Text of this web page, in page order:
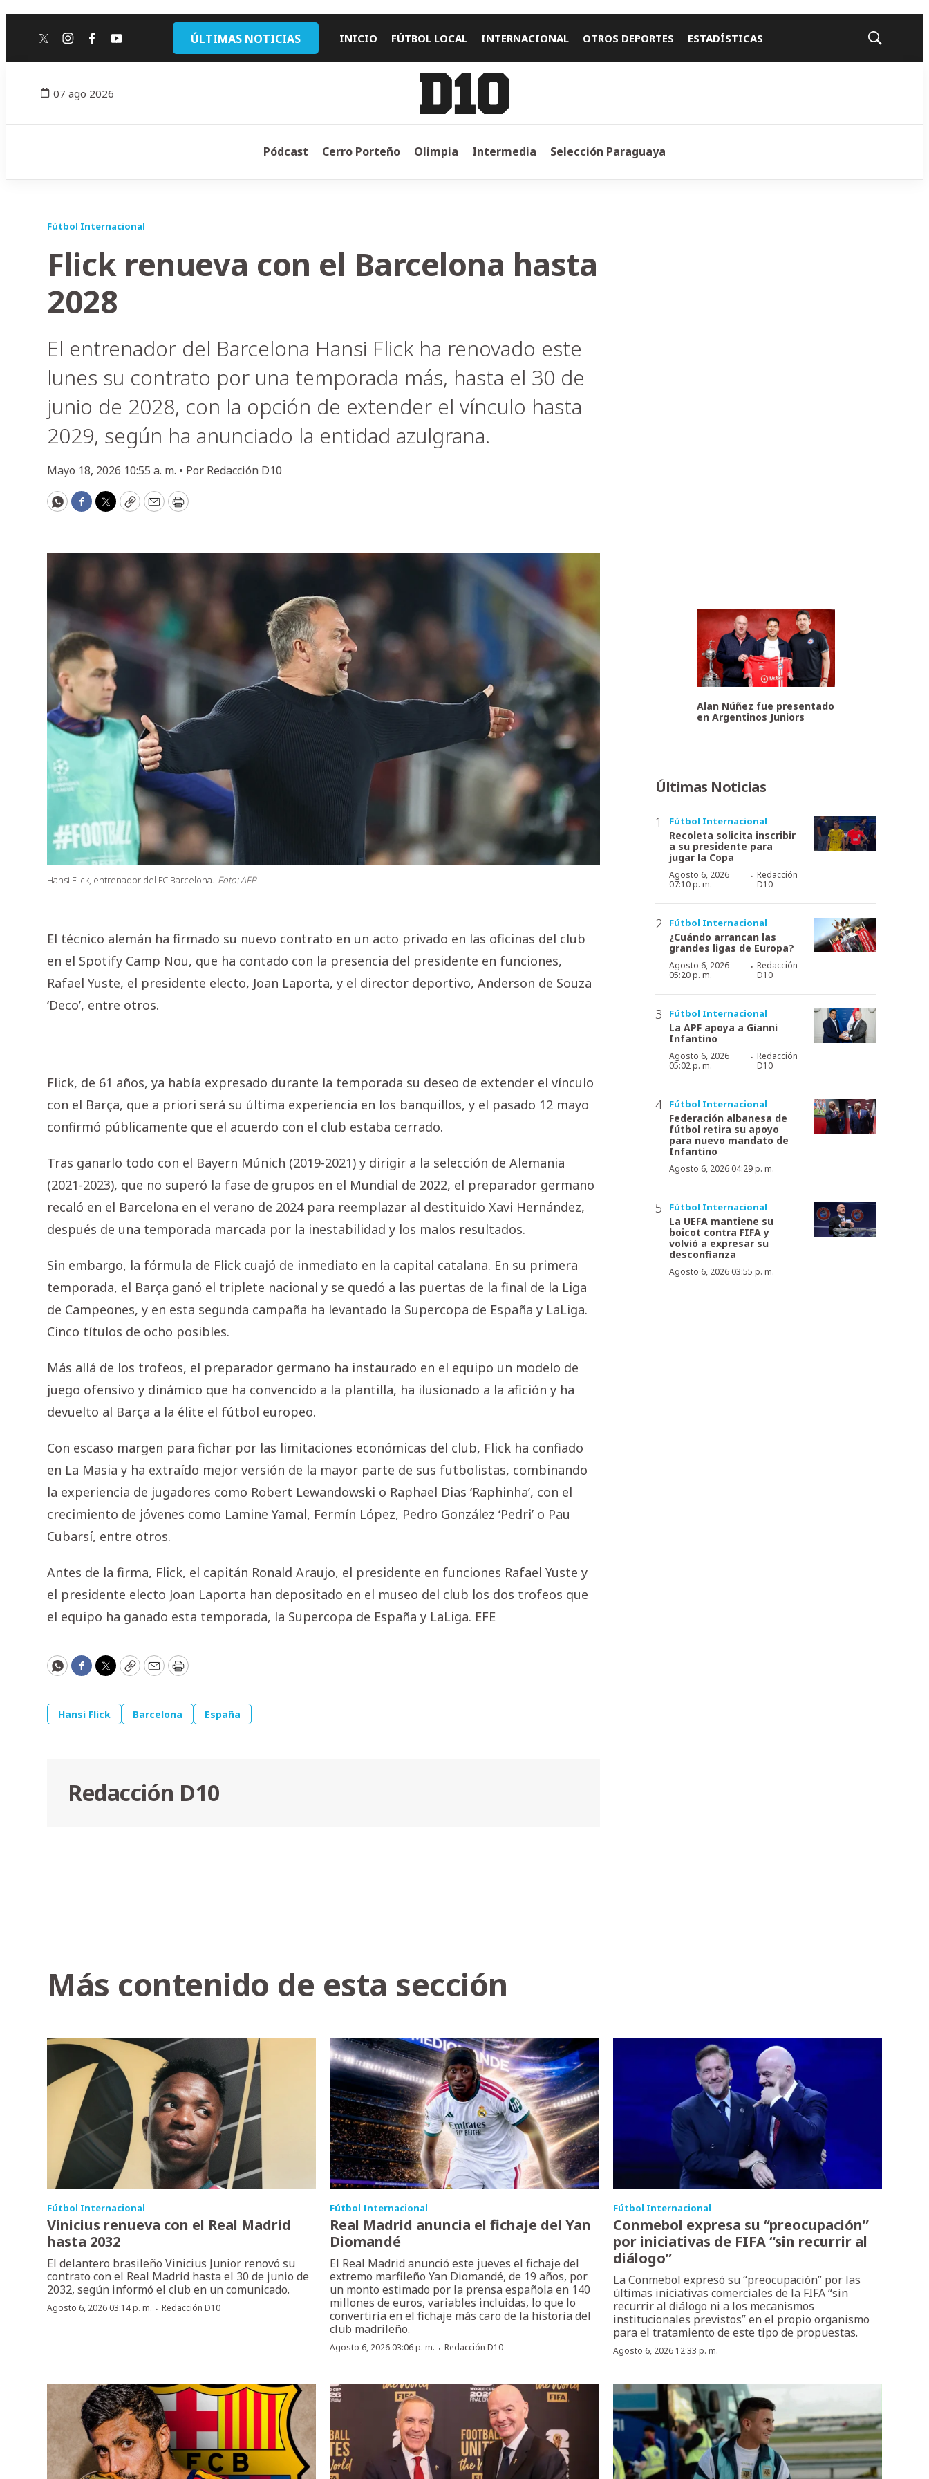
twitterinstagram
facebook
youtube ÚLTIMAS NOTICIAS INICIO FÚTBOL LOCAL INTERNACIONAL OTROS DEPORTES ESTADÍSTICAS
Mostrar
07 ago 2026
Pódcast Cerro Porteño Olimpia Intermedia Selección Paraguaya
Fútbol Internacional
Flick renueva con el Barcelona hasta
2028
El entrenador del Barcelona Hansi Flick ha renovado este
lunes su contrato por una temporada más, hasta el 30 de
junio de 2028, con la opción de extender el vínculo hasta
2029, según ha anunciado la entidad azulgrana.
Mayo 18, 2026 10:55 a. m. • Por Redacción D10
WhatsApp
Facebook
Twitter
CopyEmailPrint
Hansi Flick, entrenador del FC Barcelona. Foto: AFP
El técnico alemán ha firmado su nuevo contrato en un acto privado en las oficinas del club
en el Spotify Camp Nou, que ha contado con la presencia del presidente en funciones,
Rafael Yuste, el presidente electo, Joan Laporta, y el director deportivo, Anderson de Souza
‘Deco’, entre otros.
Flick, de 61 años, ya había expresado durante la temporada su deseo de extender el vínculo
con el Barça, que a priori será su última experiencia en los banquillos, y el pasado 12 mayo
confirmó públicamente que el acuerdo con el club estaba cerrado.
Tras ganarlo todo con el Bayern Múnich (2019-2021) y dirigir a la selección de Alemania
(2021-2023), que no superó la fase de grupos en el Mundial de 2022, el preparador germano
recaló en el Barcelona en el verano de 2024 para reemplazar al destituido Xavi Hernández,
después de una temporada marcada por la inestabilidad y los malos resultados.
Sin embargo, la fórmula de Flick cuajó de inmediato en la capital catalana. En su primera
temporada, el Barça ganó el triplete nacional y se quedó a las puertas de la final de la Liga
de Campeones, y en esta segunda campaña ha levantado la Supercopa de España y LaLiga.
Cinco títulos de ocho posibles.
Más allá de los trofeos, el preparador germano ha instaurado en el equipo un modelo de
juego ofensivo y dinámico que ha convencido a la plantilla, ha ilusionado a la afición y ha
devuelto al Barça a la élite el fútbol europeo.
Con escaso margen para fichar por las limitaciones económicas del club, Flick ha confiado
en La Masia y ha extraído mejor versión de la mayor parte de sus futbolistas, combinando
la experiencia de jugadores como Robert Lewandowski o Raphael Dias ‘Raphinha’, con el
crecimiento de jóvenes como Lamine Yamal, Fermín López, Pedro González ‘Pedri’ o Pau
Cubarsí, entre otros.
Antes de la firma, Flick, el capitán Ronald Araujo, el presidente en funciones Rafael Yuste y
el presidente electo Joan Laporta han depositado en el museo del club los dos trofeos que
el equipo ha ganado esta temporada, la Supercopa de España y LaLiga. EFE
WhatsApp
Facebook
Twitter
CopyEmailPrint
Hansi Flick Barcelona España
Redacción D10
Alan Núñez fue presentado
en Argentinos Juniors
Últimas Noticias
Fútbol Internacional
Recoleta solicita inscribir
a su presidente para
jugar la Copa
Agosto 6, 2026
07:10 p. m.
· Redacción
D10
Fútbol Internacional
¿Cuándo arrancan las
grandes ligas de Europa?
Agosto 6, 2026
05:20 p. m.
· Redacción
D10
Fútbol Internacional
La APF apoya a Gianni
Infantino
Agosto 6, 2026
05:02 p. m.
· Redacción
D10
Fútbol Internacional
Federación albanesa de
fútbol retira su apoyo
para nuevo mandato de
Infantino
Agosto 6, 2026 04:29 p. m.
Fútbol Internacional
La UEFA mantiene su
boicot contra FIFA y
volvió a expresar su
desconfianza
Agosto 6, 2026 03:55 p. m.
Más contenido de esta sección
Fútbol Internacional
Vinicius renueva con el Real Madrid
hasta 2032
El delantero brasileño Vinicius Junior renovó su
contrato con el Real Madrid hasta el 30 de junio de
2032, según informó el club en un comunicado.
Agosto 6, 2026 03:14 p. m. · Redacción D10
Fútbol Internacional
Real Madrid anuncia el fichaje del Yan
Diomandé
El Real Madrid anunció este jueves el fichaje del
extremo marfileño Yan Diomandé, de 19 años, por
un monto estimado por la prensa española en 140
millones de euros, variables incluidas, lo que lo
convertiría en el fichaje más caro de la historia del
club madrileño.
Agosto 6, 2026 03:06 p. m. ·Redacción D10
Fútbol Internacional
Conmebol expresa su “preocupación”
por iniciativas de FIFA “sin recurrir al
diálogo”
La Conmebol expresó su “preocupación” por las
últimas iniciativas comerciales de la FIFA “sin
recurrir al diálogo ni a los mecanismos
institucionales previstos” en el propio organismo
para el tratamiento de este tipo de propuestas.
Agosto 6, 2026 12:33 p. m.